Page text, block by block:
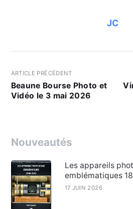
JC
ARTICLE PRÉCÉDENT
Beaune Bourse Photo et
Vidéo le 3 mai 2026
Nouveautés
Les appareils
emblématiques
17 JUIN 2026